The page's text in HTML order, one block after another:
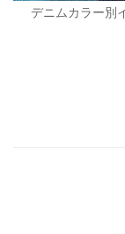
デニムカラー別